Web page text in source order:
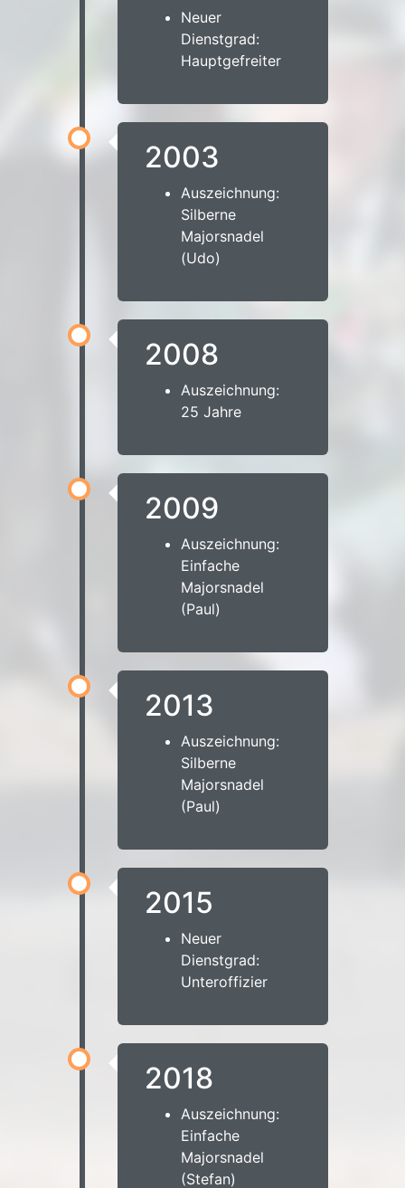
Neuer
Dienstgrad:
Hauptgefreiter
2003
Auszeichnung:
Silberne
Majorsnadel
(Udo)
2008
Auszeichnung:
25 Jahre
2009
Auszeichnung:
Einfache
Majorsnadel
(Paul)
2013
Auszeichnung:
Silberne
Majorsnadel
(Paul)
2015
Neuer
Dienstgrad:
Unteroffizier
2018
Auszeichnung:
Einfache
Majorsnadel
(Stefan)